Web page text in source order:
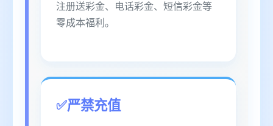
注册送彩金、电话彩金、短信彩金等
零成本福利。
严禁充值